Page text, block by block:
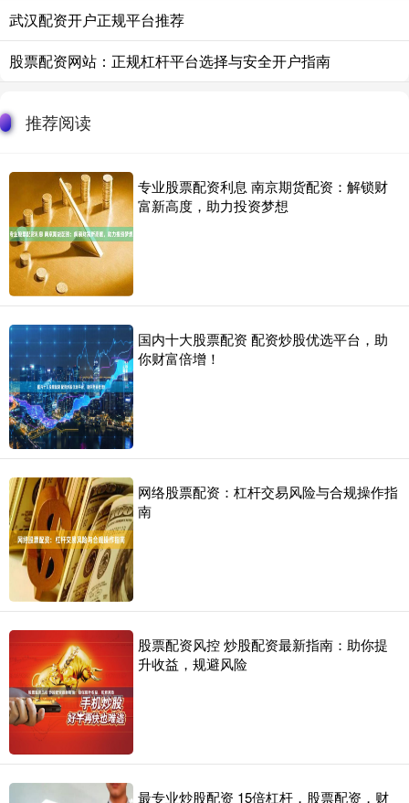
武汉配资开户正规平台推荐
股票配资网站：正规杠杆平台选择与安全开户指南
推荐阅读
专业股票配资利息 南京期货配资：解锁财
富新高度，助力投资梦想
国内十大股票配资 配资炒股优选平台，助
你财富倍增！
网络股票配资：杠杆交易风险与合规操作指
南
股票配资风控 炒股配资最新指南：助你提
升收益，规避风险
最专业炒股配资 15倍杠杆，股票配资，财